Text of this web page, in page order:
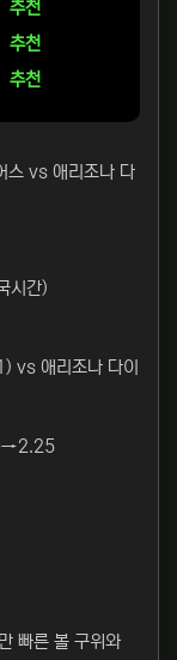
추천
추천
추천
vs 애리조나 다
시간)
vs 애리조나 다이
빠른 볼 구위와